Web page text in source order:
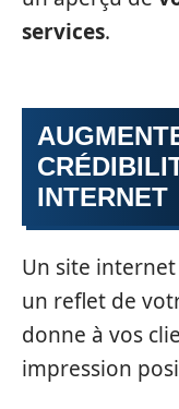
services.
INTERNET
Un site
un reflet de
donne à vos
impression